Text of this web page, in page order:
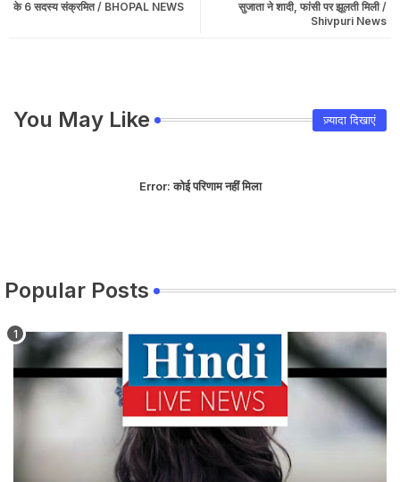
सुजाता ने शादी, फांसी पर झूलती मिली /
Shivpuri News
के 6 सदस्य संक्रमित / BHOPAL NEWS
You May Like ज़्यादा दिखाएं
Error:कोई परिणाम नहीं मिला
Popular Posts